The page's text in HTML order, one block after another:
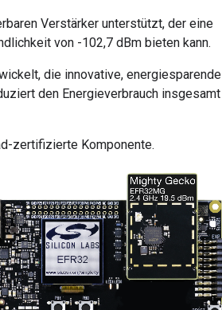
Verstärker unterstützt, der eine
von -102,7 dBm bieten kann.
die innovative, energiesparende
den Energieverbrauch insgesamt
zertifizierte Komponente.